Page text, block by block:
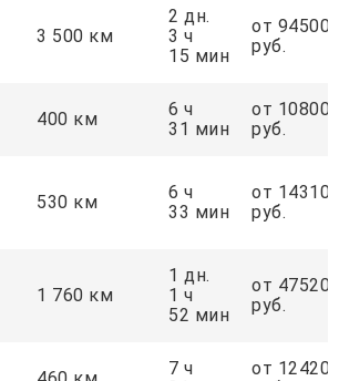
3 500 км
2 дн.
3 ч
15 мин
от 94500
руб.
400 км
6 ч
31 мин
от 10800
руб.
530 км
6 ч
33 мин
от 14310
руб.
1 760 км
1 дн.
1 ч
52 мин
от 47520
руб.
7 ч
от 12420